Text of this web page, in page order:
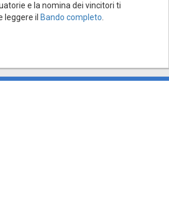
e la nomina dei vincitori ti
leggere il Bando completo